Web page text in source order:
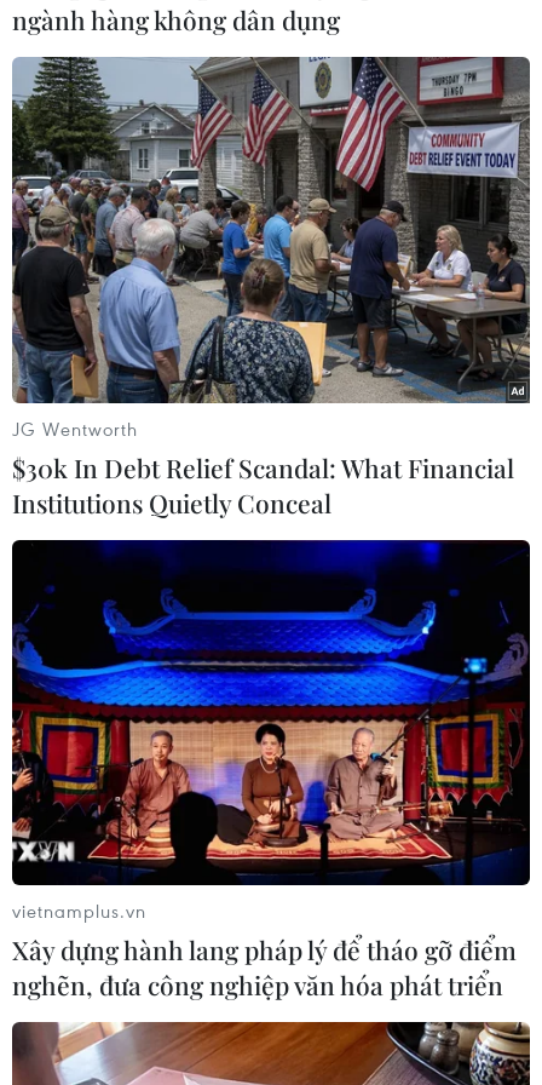
(Vietnam+)
#Cựu nguyên thủ #Tổng thống
#Joe Biden
#Barack Obama
#Donald Trump
Mỹ
Bạn bè Canada chia sẻ về
giá trị độc lập, tự chủ của
Việt Nam
Người từng là luật sư riêng
của Tổng thống Trump trở
thành Bộ trưởng Tư pháp
ngành hàng không dân dụng
JG Wentworth
$30k In Debt Relief Scandal: What Financial
Institutions Quietly Conceal
vietnamplus.vn
Xây dựng hành lang pháp lý để tháo gỡ điểm
nghẽn, đưa công nghiệp văn hóa phát triển